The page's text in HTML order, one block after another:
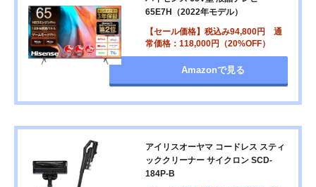
65E7H（2022年モデル）
【セール価格】税込み94,800円 通
常価格：118,000円（20%OFF）
Amazonで見る
アイリスオーヤマ コードレス スティ
ッククリーナー サイクロン SCD-
184P-B